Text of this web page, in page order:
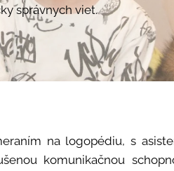
správnych viet.
na logopédiu, s
komunikačnou